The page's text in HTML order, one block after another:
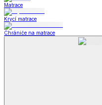
Matrace
Krycí matrace
Chrániče na matrace